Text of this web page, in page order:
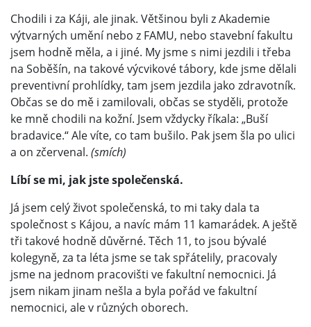
Chodili i za Káji, ale jinak. Většinou byli z Akademie
výtvarných umění nebo z FAMU, nebo stavební fakultu
jsem hodně měla, a i jiné. My jsme s nimi jezdili i třeba
na Soběšín, na takové výcvikové tábory, kde jsme dělali
preventivní prohlídky, tam jsem jezdila jako zdravotník.
Občas se do mě i zamilovali, občas se styděli, protože
ke mně chodili na kožní. Jsem vždycky říkala: „Buší
bradavice.“ Ale víte, co tam bušilo. Pak jsem šla po ulici
a on zčervenal. (smích)
Líbí se mi, jak jste společenská.
Já jsem celý život společenská, to mi taky dala ta
společnost s Kájou, a navíc mám 11 kamarádek. A ještě
tři takové hodně důvěrné. Těch 11, to jsou bývalé
kolegyně, za ta léta jsme se tak spřátelily, pracovaly
jsme na jednom pracovišti ve fakultní nemocnici. Já
jsem nikam jinam nešla a byla pořád ve fakultní
nemocnici, ale v různých oborech.